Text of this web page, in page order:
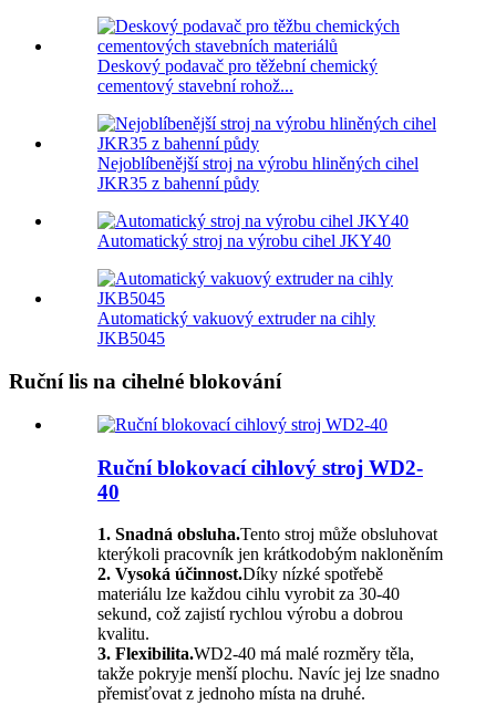
Deskový podavač pro těžební chemický
cementový stavební rohož...
Nejoblíbenější stroj na výrobu hliněných cihel
JKR35 z bahenní půdy
Automatický stroj na výrobu cihel JKY40
Automatický vakuový extruder na cihly
JKB5045
Ruční lis na cihelné blokování
Ruční blokovací cihlový stroj WD2-
40
1. Snadná obsluha.Tento stroj může obsluhovat
kterýkoli pracovník jen krátkodobým nakloněním
2. Vysoká účinnost.Díky nízké spotřebě
materiálu lze každou cihlu vyrobit za 30-40
sekund, což zajistí rychlou výrobu a dobrou
kvalitu.
3. Flexibilita.WD2-40 má malé rozměry těla,
takže pokryje menší plochu. Navíc jej lze snadno
přemisťovat z jednoho místa na druhé.